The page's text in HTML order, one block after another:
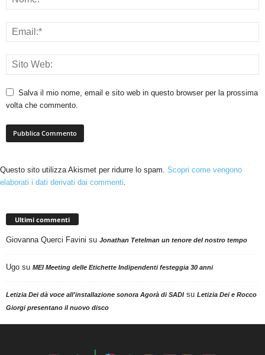
Salva il mio nome, email e sito web in questo browser per la prossima
volta che commento.
Questo sito utilizza Akismet per ridurre lo spam. Scopri come vengono
elaborati i dati derivati dai commenti.
Ultimi commenti
Giovanna Querci Favini su Jonathan Tetelman un tenore del nostro tempo
Ugo su MEI Meeting delle Etichette Indipendenti festeggia 30 anni
Letizia Dei dà voce all'installazione sonora Agorà di SADIsu Letizia Dei e Rocco
Giorgi presentano il nuovo disco